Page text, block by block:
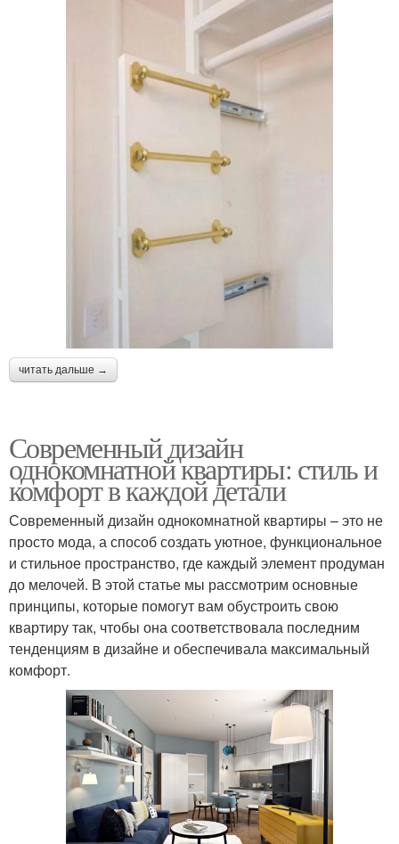
читать дальше →
Современный дизайн
однокомнатной квартиры: стиль и
комфорт в каждой детали
Современный дизайн однокомнатной квартиры – это не
просто мода, а способ создать уютное, функциональное
и стильное пространство, где каждый элемент продуман
до мелочей. В этой статье мы рассмотрим основные
принципы, которые помогут вам обустроить свою
квартиру так, чтобы она соответствовала последним
тенденциям в дизайне и обеспечивала максимальный
комфорт.